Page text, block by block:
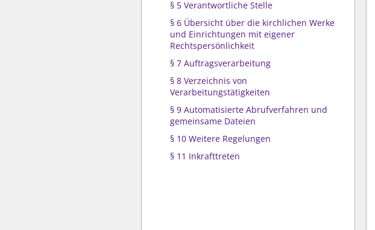
§ 5 Verantwortliche Stelle
§ 6 Übersicht über die kirchlichen Werke
und Einrichtungen mit eigener
Rechtspersönlichkeit
§ 7 Auftragsverarbeitung
§ 8 Verzeichnis von
Verarbeitungstätigkeiten
§ 9 Automatisierte Abrufverfahren und
gemeinsame Dateien
§ 10 Weitere Regelungen
§ 11 Inkrafttreten